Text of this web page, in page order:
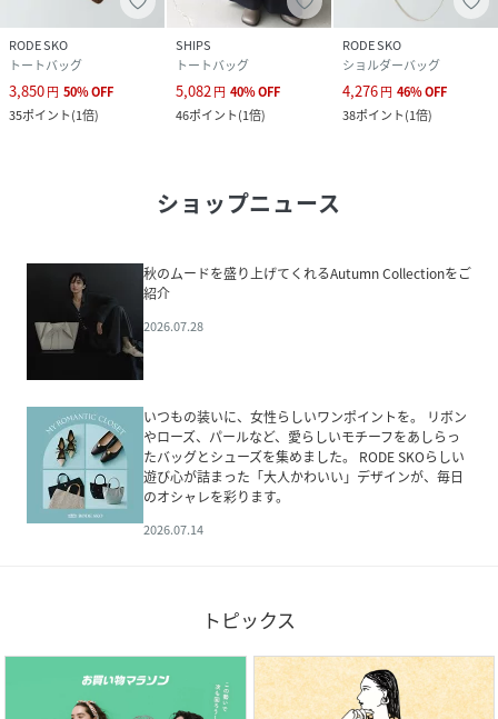
RODE SKO
トートバッグ
3,850円 50%OFF
35ポイント(1倍)
SHIPS
トートバッグ
5,082 円 40%OFF
46ポイント(1倍)
RODE SKO
ショルダーバッグ
4,276円 46%OFF
38ポイント(1倍)
ショップニュース
秋のムードを盛り上げてくれるAutumn Collectionをご
紹介
2026.07.28
いつもの装いに、女性らしいワンポイントを。 リボン
やローズ、パールなど、愛らしいモチーフをあしらっ
たバッグとシューズを集めました。 RODE SKOらしい
遊び心が詰まった「大人かわいい」デザインが、毎日
のオシャレを彩ります。
2026.07.14
トピックス